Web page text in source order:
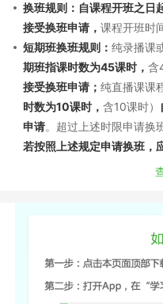
换班规则：自课程开班之日
接受换班申请， 课程开班时
短期班换班规则： 纯录播课
期班指课时数为45课时， 含
接受换班申请； 纯直播课课
时数为10课时， 含10课时）
申请。超过上述时限申请换
若按照上述规定申请换班，
（1）换班需经过学员申请
（2）如产生课程换班，开
不能再次使用，亦不能在置
（3）开通的课程只有一次